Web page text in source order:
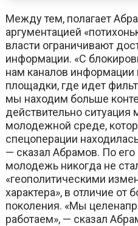
Между тем, полагает
аргументацией
власти ограничивают
информации. «С
нам каналов информации
площадки, где идет
мы находим больше
действительно ситуация
молодежной среде,
спецоперации
— сказал Абрамов. По
молодежь никогда не
«геополитическими
характера», в отличие от
поколения. «Мы
работаем», — сказал